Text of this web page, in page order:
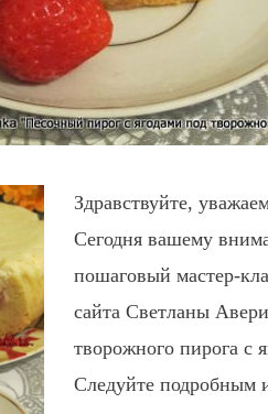
Здравствуйте,
Сегодня вашему
пошаговый мастер-
сайта Светланы
творожного пирога с
Следуйте подробным